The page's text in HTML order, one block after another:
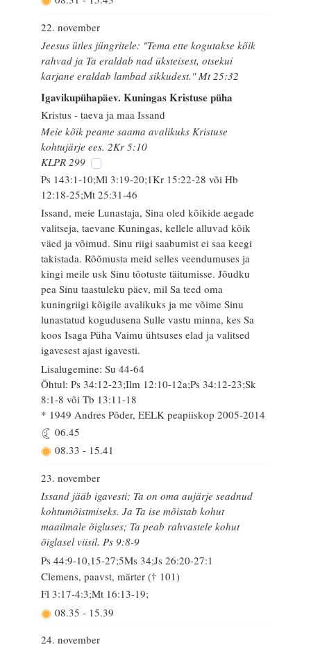
22. november
Jeesus ütles jüngritele: "Tema ette kogutakse kõik
rahvad ja Ta eraldab nad üksteisest, otsekui
karjane eraldab lambad sikkudest." Mt 25:32
Igavikupühapäev. Kuningas Kristuse püha
Kristus - taeva ja maa Issand
Meie kõik peame saama avalikuks Kristuse
kohtujärje ees. 2Kr 5:10
KLPR 299
Ps 143:1-10;Ml 3:19-20;1Kr 15:22-28 või Hb
12:18-25;Mt 25:31-46
Issand, meie Lunastaja, Sina oled kõikide aegade
valitseja, taevane Kuningas, kellele alluvad kõik
väed ja võimud. Sinu riigi saabumist ei saa keegi
takistada. Rõõmusta meid selles veendumuses ja
kingi meile usk Sinu tõotuste täitumisse. Jõudku
pea Sinu taastuleku päev, mil Sa teed oma
kuningriigi kõigile avalikuks ja me võime Sinu
lunastatud kogudusena Sulle vastu minna, kes Sa
koos Isaga Püha Vaimu ühtsuses elad ja valitsed
igavesest ajast igavesti.
Lisalugemine: Su 44-64
Õhtul: Ps 34:12-23;Ilm 12:10-12a;Ps 34:12-23;Sk
8:1-8 või Tb 13:11-18
* 1949 Andres Põder, EELK peapiiskop 2005-2014
06.45
08.33 - 15.41
23. november
Issand jääb igavesti; Ta on oma aujärje seadnud
kohtumõistmiseks. Ja Ta ise mõistab kohut
maailmale õigluses; Ta peab rahvastele kohut
õiglasel viisil. Ps 9:8-9
Ps 44:9-10,15-27;5Ms 34;Js 26:20-27:1
Clemens, paavst, märter († 101)
Fl 3:17-4:3;Mt 16:13-19;
08.35 - 15.39
24. november